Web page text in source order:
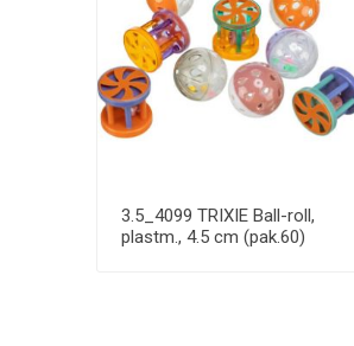
3.5_4099 TRIXIE Ball-roll,
plastm., 4.5 cm (pak.60)